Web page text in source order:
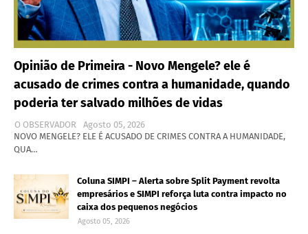
Opinião de Primeira - Novo Mengele? ele é
acusado de crimes contra a humanidade, quando
poderia ter salvado milhões de vidas
O OBSERVADOR
Agosto 05, 2026
NOVO MENGELE? ELE É ACUSADO DE CRIMES CONTRA A HUMANIDADE,
QUA…
Coluna SIMPI – Alerta sobre Split Payment revolta
empresários e SIMPI reforça luta contra impacto no
caixa dos pequenos negócios
Agosto 05, 2026